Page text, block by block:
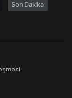
Son Dakika